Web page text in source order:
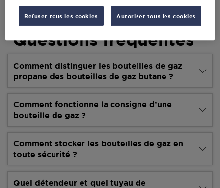
Questions fréquentes
Comment distinguer les bouteilles de gaz
propane des bouteilles de gaz butane ?
Comment fonctionne la consigne d’une
bouteille de gaz ?
Comment stocker les bouteilles de gaz en
toute sécurité ?
Quel détendeur et quel tuyau de
Refuser tous les cookies Autoriser tous les cookies